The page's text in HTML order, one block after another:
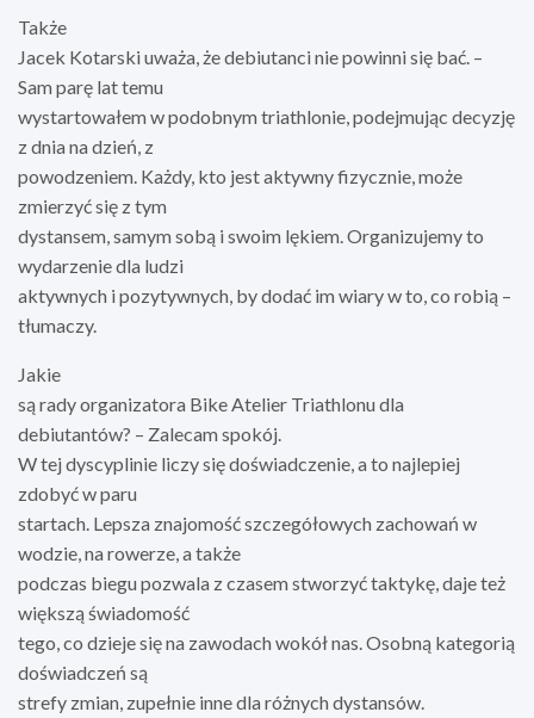
Także
Jacek Kotarski uważa, że debiutanci nie powinni się bać. –
Sam parę lat temu
wystartowałem w podobnym triathlonie, podejmując decyzję
z dnia na dzień, z
powodzeniem. Każdy, kto jest aktywny fizycznie, może
zmierzyć się z tym
dystansem, samym sobą i swoim lękiem. Organizujemy to
wydarzenie dla ludzi
aktywnych i pozytywnych, by dodać im wiary w to, co robią –
tłumaczy.
Jakie
są rady organizatora Bike Atelier Triathlonu dla
debiutantów? – Zalecam spokój.
W tej dyscyplinie liczy się doświadczenie, a to najlepiej
zdobyć w paru
startach. Lepsza znajomość szczegółowych zachowań w
wodzie, na rowerze, a także
podczas biegu pozwala z czasem stworzyć taktykę, daje też
większą świadomość
tego, co dzieje się na zawodach wokół nas. Osobną kategorią
doświadczeń są
strefy zmian, zupełnie inne dla różnych dystansów.